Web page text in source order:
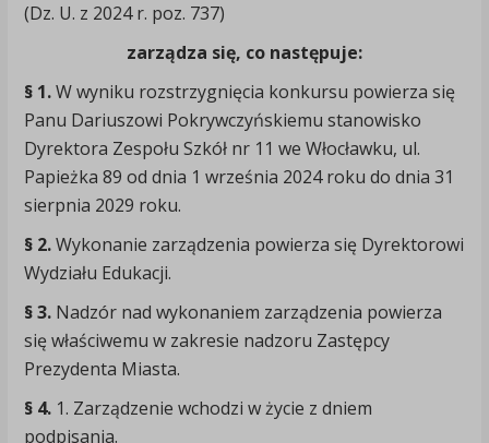
(Dz. U. z 2024 r. poz. 737)
zarządza się, co następuje:
§ 1.W wyniku rozstrzygnięcia konkursu powierza się
Panu Dariuszowi Pokrywczyńskiemu stanowisko
Dyrektora Zespołu Szkół nr 11 we Włocławku, ul.
Papieżka 89 od dnia 1 września 2024 roku do dnia 31
sierpnia 2029 roku.
§ 2.Wykonanie zarządzenia powierza się Dyrektorowi
Wydziału Edukacji.
§ 3. Nadzór nad wykonaniem zarządzenia powierza
się właściwemu w zakresie nadzoru Zastępcy
Prezydenta Miasta.
§ 4. 1. Zarządzenie wchodzi w życie z dniem
podpisania.